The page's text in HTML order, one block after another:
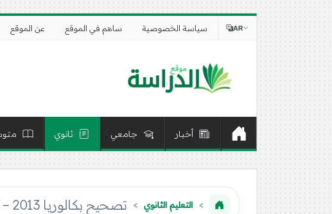
سياسة الخصوصية ساهم في الموقع عن الموقع AR
أخبار جامعي ثانوي
التعليم الثانوي تصحيح بكالوريا 2013 – اختبار الاجتماعيات شعبة تسيير و اقتصاد